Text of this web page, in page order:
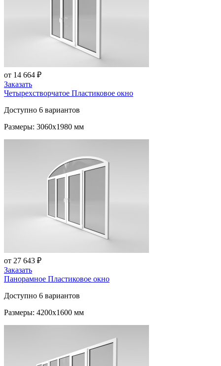
от 14 664 ₽
Заказать
Четырехстворчатое Пластиковое окно
Доступно 6 вариантов
Размеры: 3060x1980 мм
от 27 643 ₽
Заказать
Панорамное Пластиковое окно
Доступно 6 вариантов
Размеры: 4200x1600 мм